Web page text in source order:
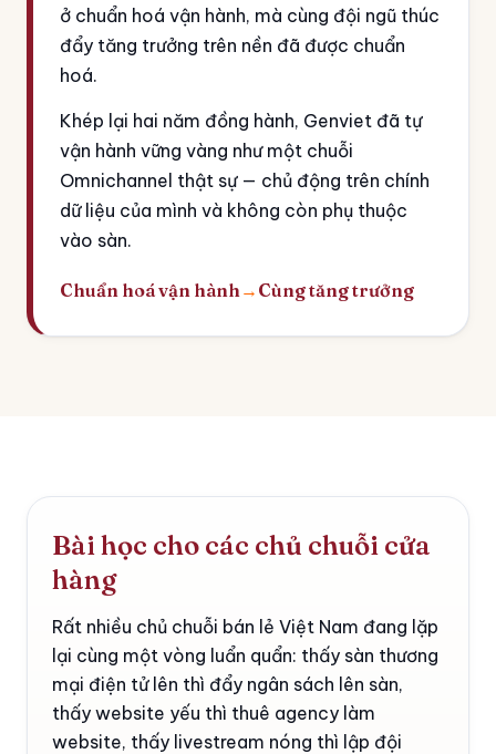
ở chuẩn hoá vận hành, mà cùng đội ngũ thúc
đẩy tăng trưởng trên nền đã được chuẩn
hoá.
Khép lại hai năm đồng hành, Genviet đã tự
vận hành vững vàng như một chuỗi
Omnichannel thật sự — chủ động trên chính
dữ liệu của mình và không còn phụ thuộc
vào sàn.
Chuẩn hoá vận hành → Cùng tăng trưởng
Bài học cho các chủ chuỗi cửa
hàng
Rất nhiều chủ chuỗi bán lẻ Việt Nam đang lặp
lại cùng một vòng luẩn quẩn: thấy sàn thương
mại điện tử lên thì đẩy ngân sách lên sàn,
thấy website yếu thì thuê agency làm
website, thấy livestream nóng thì lập đội